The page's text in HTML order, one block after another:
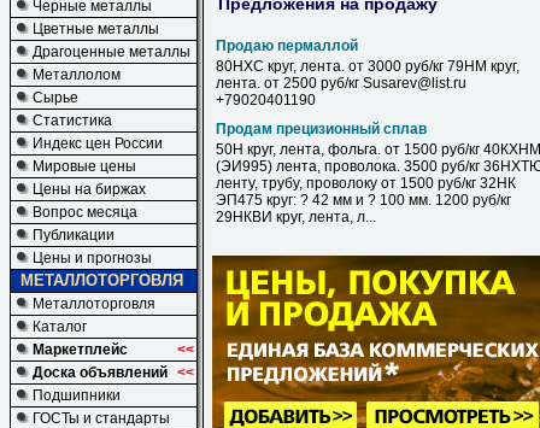
Черные металлы
Цветные металлы
Драгоценные металлы
Металлолом
Сырье
Статистика
Индекс цен России
Мировые цены
Цены на биржах
Вопрос месяца
Публикации
Цены и прогнозы
МЕТАЛЛОТОРГОВЛЯ
Металлоторговля
Каталог
Маркетплейс
<<
Доска объявлений <<
Подшипники
ГОСТы и стандарты
Продаю пермаллой
80НХС круг, лента. от 3000 руб/кг 79НМ круг,
лента. от 2500 руб/кг Susarev@list.ru
+79020401190
Продам прецизионный сплав
50Н круг, лента, фольга. от 1500 руб/кг 40КХНМ
(ЭИ995) лента, проволока. 3500 руб/кг
ленту, трубу, проволоку от 1500 руб/кг 32НК
ЭП475 круг: ? 42 мм и ? 100 мм. 1200 руб/кг
29НКВИ круг, лента, л...